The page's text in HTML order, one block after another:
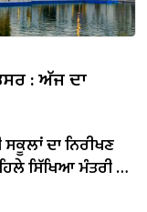
: ਅੱਜ ਦਾ
ਦਾ ਨਿਰੀਖਣ
ਸਿੱਖਿਆ ਮੰਤਰੀ ਬਣੇ